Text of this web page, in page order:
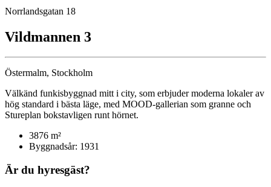
Norrlandsgatan 18
Vildmannen 3
Östermalm, Stockholm
Välkänd funkisbyggnad mitt i city, som erbjuder moderna lokaler av
hög standard i bästa läge, med MOOD-gallerian som granne och
Stureplan bokstavligen runt hörnet.
3876 m²
Byggnadsår: 1931
Är du hyresgäst?